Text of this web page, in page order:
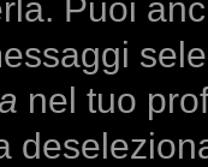
Puoi
nel tuo